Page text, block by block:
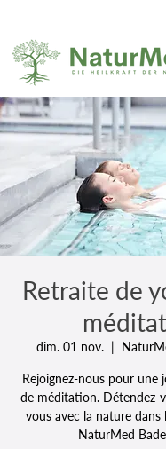
Retraite de
dim. 01 nov.
  |
Rejoignez-nous pour une
de méditation. Détendez-
vous avec la nature dans
NaturMed